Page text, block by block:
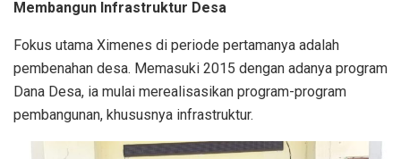
Membangun Infrastruktur Desa
Fokus utama Ximenes di periode pertamanya adalah
pembenahan desa. Memasuki 2015 dengan adanya program
Dana Desa, ia mulai merealisasikan program-program
pembangunan, khususnya infrastruktur.